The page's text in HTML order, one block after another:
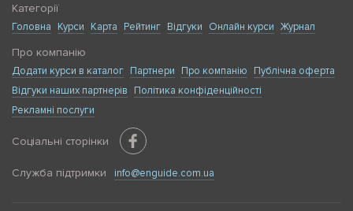
Категорії
Головна Курси Карта Рейтинг Відгуки Онлайн курси Журнал
Про компанію
Додати курси в каталог Партнери Про компанію
Публічна оферта
Відгуки наших партнерів
Політика конфіденційності
Рекламні послуги
Соціальні сторінки
Служба підтримки info@enguide.com.ua